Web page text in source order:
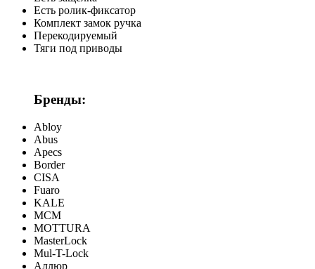
Есть ролик-фиксатор
Комплект замок ручка
Перекодируемый
Тяги под приводы
Бренды:
Abloy
Abus
Apecs
Border
CISA
Fuaro
KALE
MCM
MOTTURA
MasterLock
Mul-T-Lock
Аллюр